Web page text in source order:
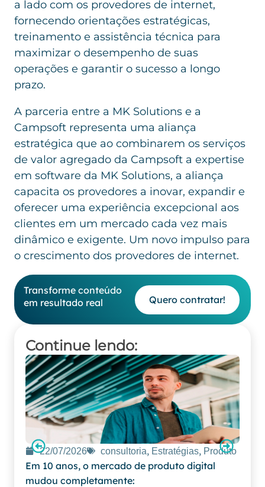
a lado com os provedores de internet,
fornecendo orientações estratégicas,
treinamento e assistência técnica para
maximizar o desempenho de suas
operações e garantir o sucesso a longo
prazo.
A parceria entre a MK Solutions e a
Campsoft representa uma aliança
estratégica que ao combinarem os serviços
de valor agregado da Campsoft a expertise
em software da MK Solutions, a aliança
capacita os provedores a inovar, expandir e
oferecer uma experiência excepcional aos
clientes em um mercado cada vez mais
dinâmico e exigente. Um novo impulso para
o crescimento dos provedores de internet.
Transforme conteúdo
em resultado real
Quero contratar!
Continue lendo:
22/07/2026 consultoria, Estratégias, Produto
Em 10 anos, o mercado de produto digital
mudou completamente: